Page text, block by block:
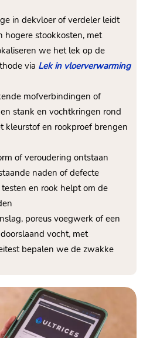
in dekvloer of verdeler leidt
stookkosten, met
we het lek op de
via Lek in vloerverwarming
mofverbindingen of
stank en vochtkringen rond
kleurstof en rookproef brengen
of veroudering ontstaan
naden of defecte
en rook helpt om de
poreus voegwerk of een
vocht, met
bepalen we de zwakke